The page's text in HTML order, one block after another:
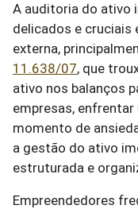
A auditoria do ativo
delicados e cruciais
externa,
11.638/07, que
ativo nos balanços
empresas,
momento de
a gestão do ativo
estruturada e
Empreendedores